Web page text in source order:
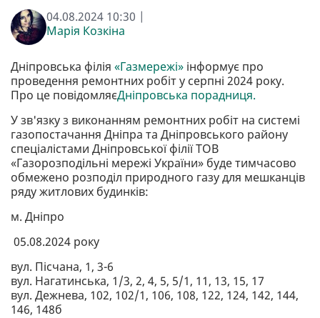
04.08.2024 10:30 |
Марія Козкіна
Дніпровська філія «Газмережі» інформує про
проведення ремонтних робіт у серпні 2024 року.
Про це повідомляєДніпровська порадниця.
У зв'язку з виконанням ремонтних робіт на системі
газопостачання Дніпра та Дніпровського району
спеціалістами Дніпровської філії ТОВ
«Газорозподільні мережі України» буде тимчасово
обмежено розподіл природного газу для мешканців
ряду житлових будинків:
м. Дніпро
05.08.2024 року
вул. Пісчана, 1, 3-6
вул. Нагатинська, 1/3, 2, 4, 5, 5/1, 11, 13, 15, 17
вул. Дежнева, 102, 102/1, 106, 108, 122, 124, 142, 144,
146, 148б